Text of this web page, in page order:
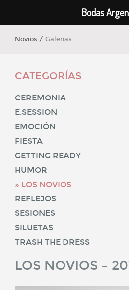
Novios / Galerías
CATEGORÍAS
CEREMONIA
E.SESSION
EMOCIÓN
FIESTA
GETTING READY
HUMOR
LOS NOVIOS
REFLEJOS
SESIONES
SILUETAS
TRASH THE DRESS
LOS NOVIOS –
Bodas